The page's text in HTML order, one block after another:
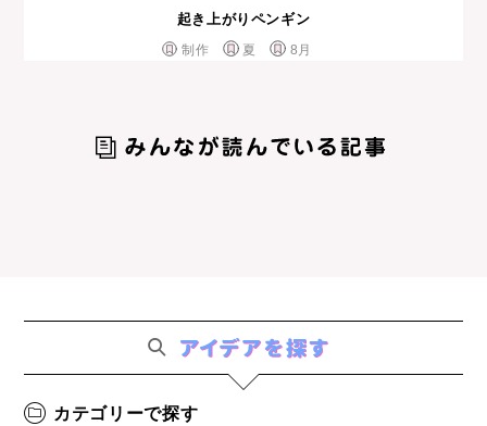
起き上がりペンギン
制作 夏 8月
カテゴリーで探す